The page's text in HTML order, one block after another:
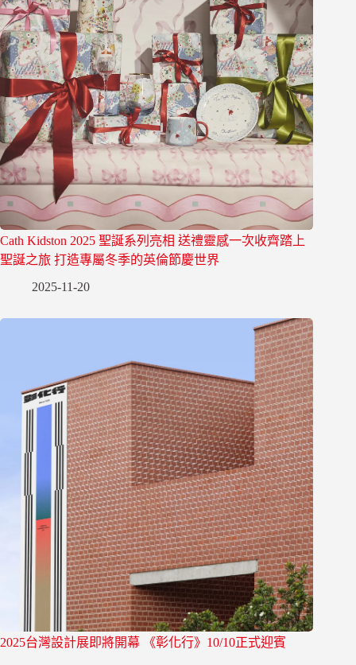
Cath Kidston 2025 聖誕系列亮相 送禮靈感一次收齊踏上
聖誕之旅 打造專屬冬季的英倫節慶世界
2025-11-20
2025台灣設計展即將開幕 《彰化行》10/10正式迎賓